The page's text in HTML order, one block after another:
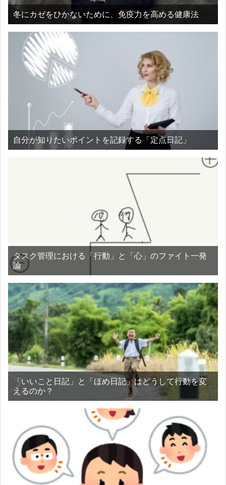
冬にカゼをひかないために、免疫力を高める健康法
自分が知りたいポイントを記録する「定点日記」
タスク管理における「行動」と「心」のファイト一発
論
「いいこと日記」と「ほめ日記」はどうして行動を変
えるのか？